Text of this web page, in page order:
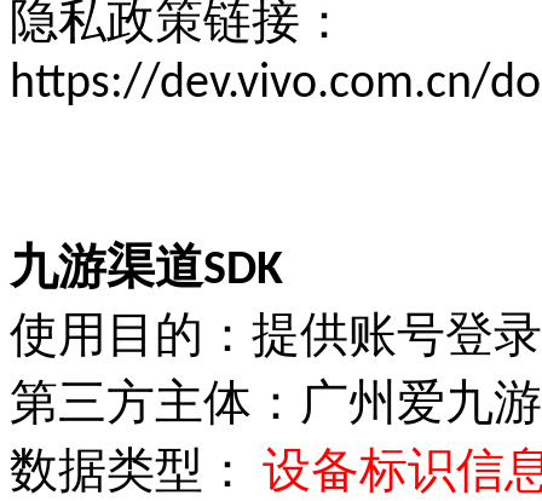
隐私政策链接：
https://dev.vivo.com.cn/
九游渠道SDK
使用目的：提供账号登
第三方主体：广州爱九
数据类型：
设备标识信